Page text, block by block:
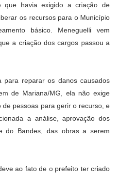
que havia exigido a criação de
os recursos para o Município
básico. Meneguelli vem
a criação dos cargos passou a
para reparar os danos causados
de Mariana/MG, ela não exige
pessoas para gerir o recurso, e
a análise, aprovação dos
do Bandes, das obras a serem
ao fato de o prefeito ter criado